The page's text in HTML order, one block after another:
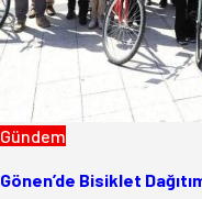
Gündem
Gönen’de Bisiklet